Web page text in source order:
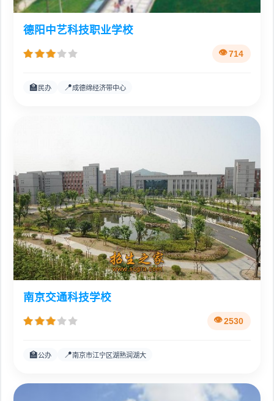
德阳中艺科技职业学校
714
🏫 民办 📍成德绵经济带中心
南京交通科技学校
2530
🏫公办 📍南京市江宁区湖熟润湖大